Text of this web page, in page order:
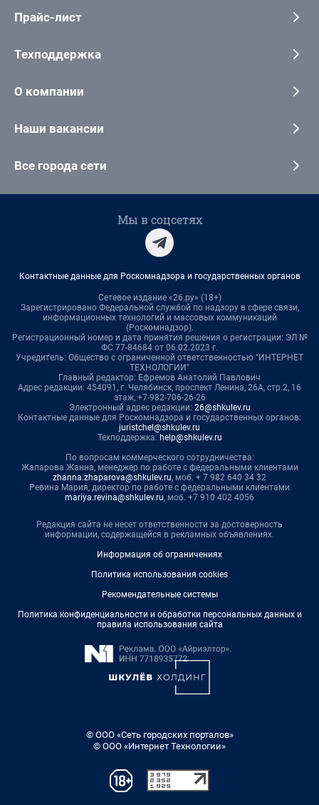
Прайс-лист
Техподдержка
О компании
Наши вакансии
Все города сети
Мы в соцсетях
Контактные данные для Роскомнадзора и государственных органов
Сетевое издание «26.ру» (18+)
Зарегистрировано Федеральной службой по надзору в сфере связи,
информационных технологий и массовых коммуникаций
(Роскомнадзор).
Регистрационный номер и дата принятия решения о регистрации: ЭЛ №
ФС 77-84684 от 06.02.2023 г.
Учредитель: Общество с ограниченной ответственностью "ИНТЕРНЕТ
ТЕХНОЛОГИИ"
Главный редактор: Ефремов Анатолий Павлович
Адрес редакции: 454091, г. Челябинск, проспект Ленина, 26А, стр.2, 16
этаж, +7-982-706-26-26
Электронный адрес редакции: 26@shkulev.ru
Контактные данные для Роскомнадзора и государственных органов:
juristchel@shkulev.ru
Техподдержка: help@shkulev.ru
По вопросам коммерческого сотрудничества:
Жапарова Жанна, менеджер по работе с федеральными клиентами
zhanna.zhaparova@shkulev.ru, моб. + 7 982 640 34 32
Ревина Мария, директор по работе с федеральными клиентами
mariya.revina@shkulev.ru, моб. +7 910 402 4056
Редакция сайта не несет ответственности за достоверность
информации, содержащейся в рекламных объявлениях.
Информация об ограничениях
Политика использования cookies
Рекомендательные системы
Политика конфиденциальности и обработки персональных данных и
правила использования сайта
© ООО «Сеть городских порталов»
© ООО «Интернет Технологии»